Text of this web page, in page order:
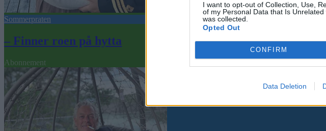
I want to opt-out of Collection, Use,
of my Personal Data that Is
was collected.
Opted Out
CONFIRM
Data Deletion
Sommerpraten
– Finner roen på hytta
Abonnement